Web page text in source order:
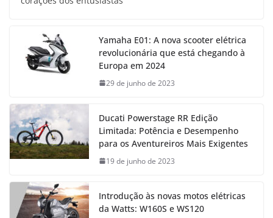
Yamaha E01: A nova scooter elétrica
revolucionária que está chegando à
Europa em 2024
29 de junho de 2023
Ducati Powerstage RR Edição
Limitada: Potência e Desempenho
para os Aventureiros Mais Exigentes
19 de junho de 2023
Introdução às novas motos elétricas
da Watts: W160S e WS120